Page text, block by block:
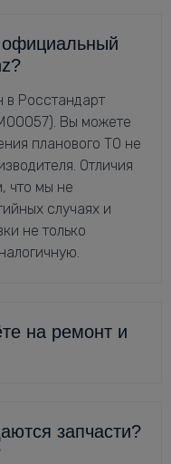
в Росстандарт
Вы можете
планового ТО не
Отличия
что мы не
случаях и
не только
на ремонт и
запчасти?